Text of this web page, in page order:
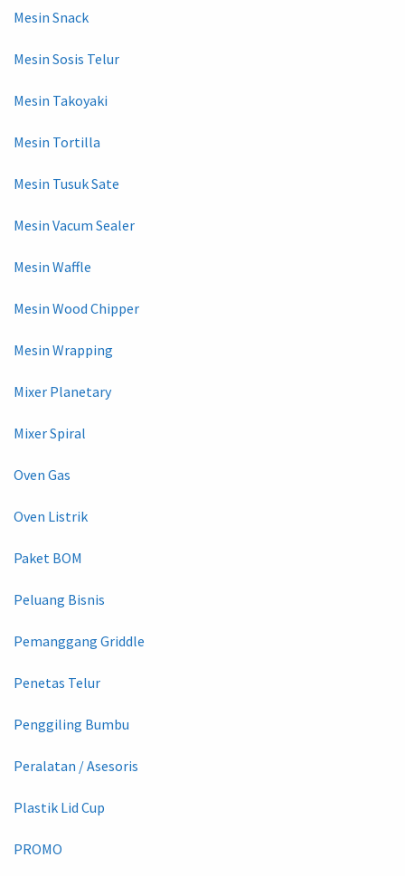
Mesin Snack
Mesin Sosis Telur
Mesin Takoyaki
Mesin Tortilla
Mesin Tusuk Sate
Mesin Vacum Sealer
Mesin Waffle
Mesin Wood Chipper
Mesin Wrapping
Mixer Planetary
Mixer Spiral
Oven Gas
Oven Listrik
Paket BOM
Peluang Bisnis
Pemanggang Griddle
Penetas Telur
Penggiling Bumbu
Peralatan / Asesoris
Plastik Lid Cup
PROMO